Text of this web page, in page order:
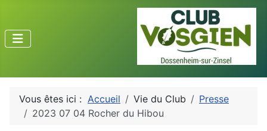
Vous êtes ici : Accueil Vie du Club
Presse
2023 07 04 Rocher du Hibou